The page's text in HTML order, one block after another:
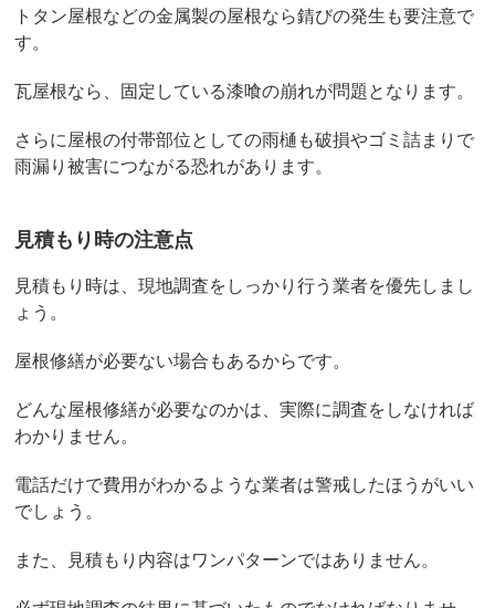
トタン屋根などの金属製の屋根なら錆びの発生も要注意で
す。
瓦屋根なら、固定している漆喰の崩れが問題となります。
さらに屋根の付帯部位としての雨樋も破損やゴミ詰まりで
雨漏り被害につながる恐れがあります。
見積もり時の注意点
見積もり時は、現地調査をしっかり行う業者を優先しまし
ょう。
屋根修繕が必要ない場合もあるからです。
どんな屋根修繕が必要なのかは、実際に調査をしなければ
わかりません。
電話だけで費用がわかるような業者は警戒したほうがいい
でしょう。
また、見積もり内容はワンパターンではありません。